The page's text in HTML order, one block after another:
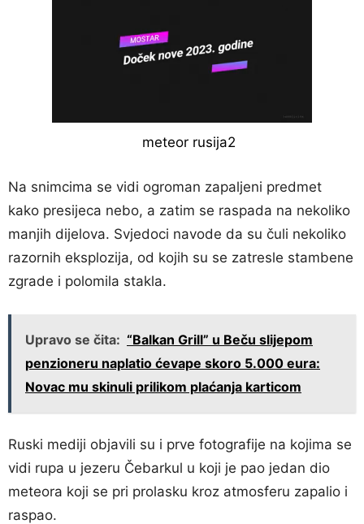
Na snimcima se vidi ogroman zapaljeni predmet
kako presijeca nebo, a zatim se raspada na nekoliko
manjih dijelova. Svjedoci navode da su čuli nekoliko
razornih eksplozija, od kojih su se zatresle stambene
zgrade i polomila stakla.
Upravo se čita: “Balkan Grill” u Beču slijepom
penzioneru naplatio ćevape skoro 5.000 eura:
Novac mu skinuli prilikom plaćanja karticom
Ruski mediji objavili su i prve fotografije na kojima se
vidi rupa u jezeru Čebarkul u koji je pao jedan dio
meteora koji se pri prolasku kroz atmosferu zapalio i
raspao.